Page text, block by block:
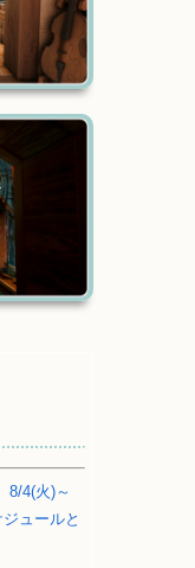
8/4(火)～
ュールと